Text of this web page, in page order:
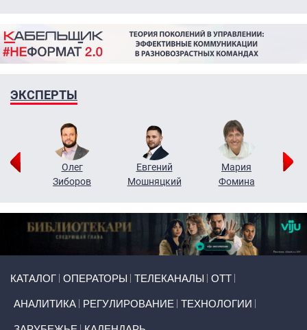
ЭКСПЕРТЫ
Олег
Зиборов
Евгений
Мошняцкий
Мария
Фомина
КАТАЛОГ ОПЕРАТОРЫ ТЕЛЕКАНАЛЫ ОТТ
АНАЛИТИКА РЕГУЛИРОВАНИЕ ТЕХНОЛОГИИ